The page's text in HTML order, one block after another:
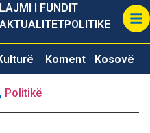
LAJMI I FUNDIT
AKTUALITETPOLITIKE
Koment Kosovë
, Politikë